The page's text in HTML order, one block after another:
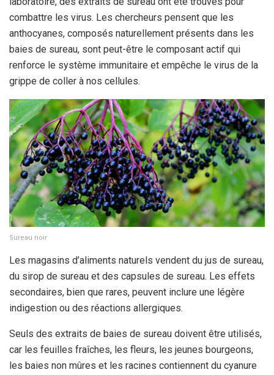
combattre les virus. Les chercheurs pensent que les
anthocyanes, composés naturellement présents dans les
baies de sureau, sont peut-être le composant actif qui
renforce le système immunitaire et empêche le virus de la
grippe de coller à nos cellules.
Sureau noir
Les magasins d’aliments naturels vendent du jus de sureau,
du sirop de sureau et des capsules de sureau. Les effets
secondaires, bien que rares, peuvent inclure une légère
indigestion ou des réactions allergiques.
Seuls des extraits de baies de sureau doivent être utilisés,
car les feuilles fraîches, les fleurs, les jeunes bourgeons,
les baies non mûres et les racines contiennent du cyanure